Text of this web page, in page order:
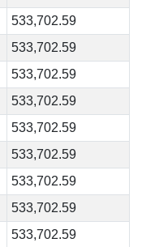
533,702.59
533,702.59
533,702.59
533,702.59
533,702.59
533,702.59
533,702.59
533,702.59
533,702.59